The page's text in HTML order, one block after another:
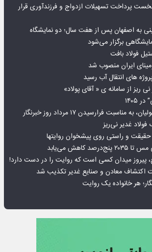
پرداخت تسهیلات ازدواج و فرزندآوری قرار
به اصفهان پس از هفت سال؛ دو نمایشگاه
برگزار می‌شود
فولاد بافت
ایران منصوب شد
های انتقال آب رسید
ریز از سامانه ی « آقای پولاد»
فرارسیدن ۱۷ مرداد روز خبرنگار
غدیر نی‌ریز
حقیقت و راستی روی پیشخوان روایت­ها
کاهش می‌یابد
پیروز میدان کسی است که روایت را در دست دارد!
اکتشاف معادن و صنایع غدیر تکذیب شد
هر خانواده یک روایت